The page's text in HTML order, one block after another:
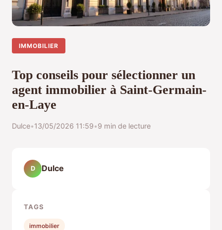
IMMOBILIER
Top conseils pour sélectionner un
agent immobilier à Saint-Germain-
en-Laye
Dulce•13/05/2026 11:59•9 min de lecture
D Dulce
TAGS
immobilier